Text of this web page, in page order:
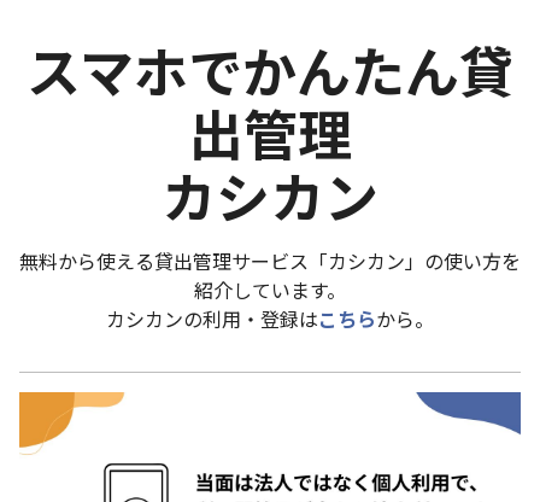
スマホでかんたん貸
出管理
カシカン
無料から使える貸出管理サービス「カシカン」の使い方を
紹介しています。
カシカンの利用・登録はこちらから。